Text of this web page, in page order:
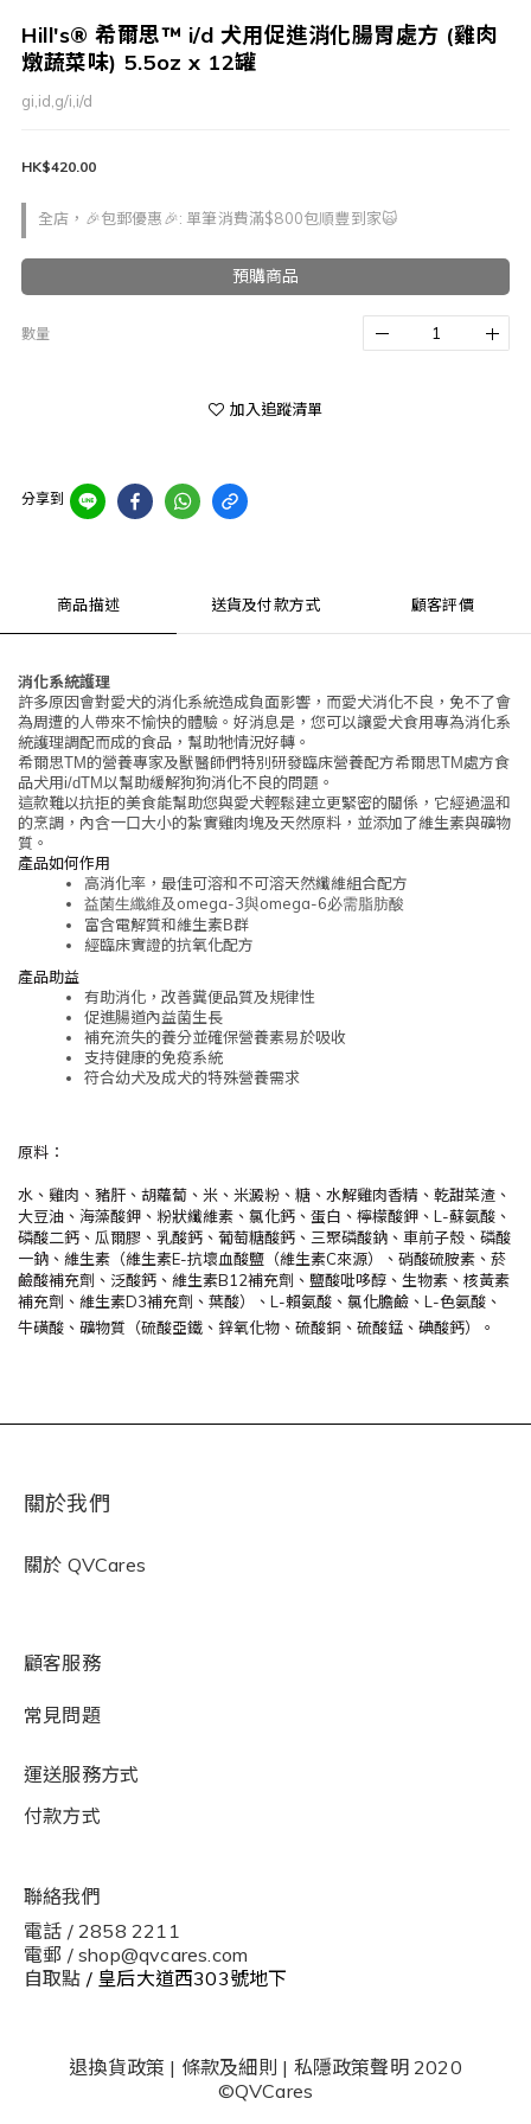
Hill's® 希爾思™ i/d 犬用促進消化腸胃處方 (雞肉
燉蔬菜味) 5.5oz x 12罐
gi,id,g/i,i/d
全店，🎉包郵優惠🎉: 單筆消費滿$800包順豐到家🙀
HK$420.00
預購商品
數量
加入追蹤清單
分享到
商品描述 送貨及付款方式 顧客評價
消化系統護理
許多原因會對愛犬的消化系統造成負面影響，而愛犬消化不良，免不了會
為周遭的人帶來不愉快的體驗。好消息是，您可以讓愛犬食用專為消化系
統護理調配而成的食品，幫助牠情況好轉。
希爾思TM的營養專家及獸醫師們特別研發臨床營養配方希爾思TM 處方食
品犬用i/dTM以幫助緩解狗狗消化不良的問題。
這款難以抗拒的美食能幫助您與愛犬輕鬆建立更緊密的關係，它經過溫和
的烹調，內含一口大小的紮實雞肉塊及天然原料，並添加了維生素與礦物
質。
產品如何作用
高消化率，最佳可溶和不可溶天然纖維組合配方
益菌生纖維及 omega-3與omega-6必需脂肪酸
富含電解質和維生素B群
經臨床實證的抗氧化配方
產品助益
有助消化，改善糞便品質及規律性
促進腸道內益菌生長
補充流失的養分並確保營養素易於吸收
支持健康的免疫系統
符合幼犬及成犬的特殊營養需求
原料：
水、雞肉、豬肝、胡蘿蔔、米、米澱粉、糖、水解雞肉香精、乾甜菜渣、
大豆油、海藻酸鉀、粉狀纖維素、氯化鈣、蛋白、檸檬酸鉀、L-蘇氨酸、
磷酸二鈣、瓜爾膠、乳酸鈣、葡萄糖酸鈣、三聚磷酸鈉、車前子殼、磷酸
一鈉、維生素（維生素E-抗壞血酸鹽（維生素C來源）、硝酸硫胺素、菸
鹼酸補充劑、泛酸鈣、維生素B12補充劑、鹽酸吡哆醇、生物素、核黃素
補充劑、維生素D3補充劑、葉酸）、L-賴氨酸、氯化膽鹼、L-色氨酸、
牛磺酸、礦物質（硫酸亞鐵、鋅氧化物、硫酸銅、硫酸錳、碘酸鈣）。
關於我們
關於 QVCares
顧客服務
常見問題
運送服務方式
付款方式
聯絡我們
電話 / 2858 2211
電郵 / shop@qvcares.com
自取點 / 皇后大道西303號地下
退換貨政策 | 條款及細則 | 私隱政策聲明 2020
©QVCares